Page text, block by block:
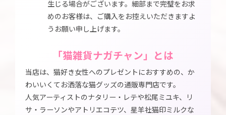
生じる場合がございます。細部まで完璧をお求
めのお客様は、ご購入をお控えいただきますよ
うお願い申し上げます。
「猫雑貨ナガチャン」とは
当店は、猫好き女性へのプレゼントにおすすめの、か
わいいくてお洒落な猫グッズの通販専門店です。
人気アーティストのナタリー・レテや松尾ミユキ、リ
サ・ラーソンやアトリエコテツ、星羊社猫印ミルクな